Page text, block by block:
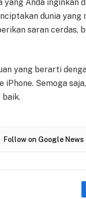
Anda inginkan
dunia yang
saran cerdas,
yang berarti
Semoga
baik.
Follow on Google News